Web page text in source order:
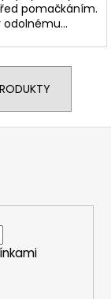
pomačkáním.
odolnému...